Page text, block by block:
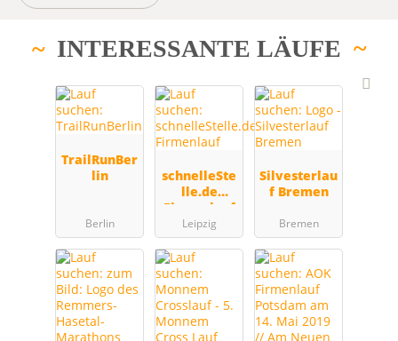
INTERESSANTE LÄUFE
TrailRunBer
lin
Berlin
schnelleSte
lle.de
Firmenlauf
Leipzig
Silvesterlau
f Bremen
Bremen